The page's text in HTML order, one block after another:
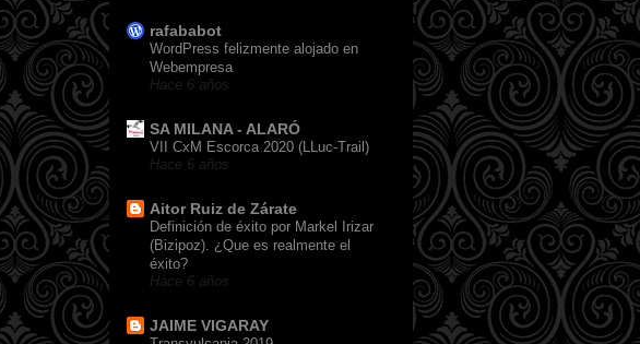
rafababot
WordPress felizmente alojado en
Webempresa
Hace 6 años
SA MILANA - ALARÓ
VII CxM Escorca 2020 (LLuc-Trail)
Hace 6 años
Aitor Ruiz de Zárate
Definición de éxito por Markel Irizar
(Bizipoz). ¿Que es realmente el
éxito?
Hace 6 años
JAIME VIGARAY